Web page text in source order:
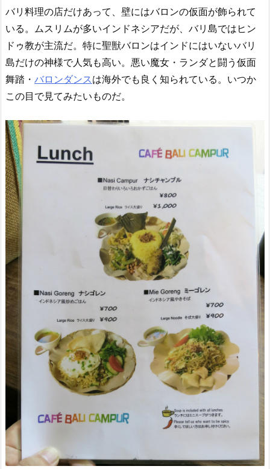
バリ料理の店だけあって、壁にはバロンの仮面が飾られて
いる。ムスリムが多いインドネシアだが、バリ島ではヒン
ドゥ教が主流だ。特に聖獣バロンはインドにはいないバリ
島だけの神様で人気も高い。悪い魔女・ランダと闘う仮面
舞踏・ バロンダンスは海外でも良く知られている。いつか
この目で見てみたいものだ。